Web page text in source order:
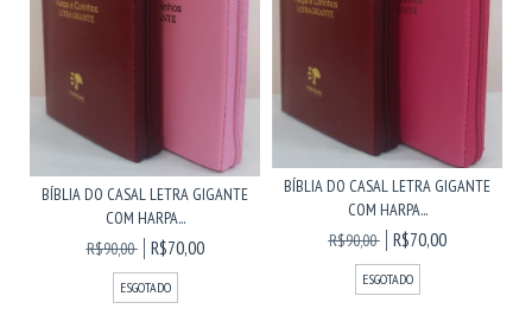
BÍBLIA DO CASAL LETRA GIGANTE
COM HARPA...
R$90,00
R$70,00
ESGOTADO
BÍBLIA DO CASAL LETRA GIGANTE
COM HARPA...
R$90,00
R$70,00
ESGOTADO